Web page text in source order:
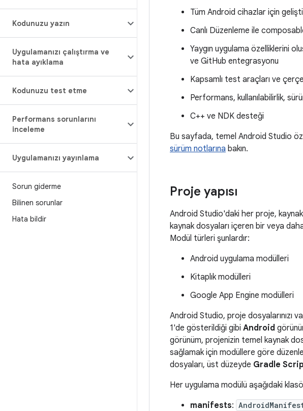
Kodunuzu yazın
Uygulamanızı çalıştırma ve
hata ayıklama
Kodunuzu test etme
Performans sorunlarını
inceleme
Uygulamanızı yayınlama
Sorun giderme
Bilinen sorunlar
Hata bildir
Tüm Android cihazlar için
Canlı Düzenleme ile
Yaygın uygulama özelliklerini
ve GitHub entegrasyonu
Kapsamlı test araçları ve
Performans, kullanılabilirlik,
C++ ve NDK desteği
Bu sayfada, temel Android Studio
sürüm notlarına bakın.
Proje yapısı
Android Studio'daki her proje,
kaynak dosyaları içeren bir veya
Modül türleri şunlardır:
Android uygulama modülleri
Kitaplık modülleri
Google App Engine modülleri
Android Studio, proje dosyalarınızı
1'de gösterildiği gibi Android
görünüm, projenizin temel kaynak
sağlamak için modüllere göre
dosyaları, üst düzeyde Gradle
Her uygulama modülü aşağıdaki
manifests: